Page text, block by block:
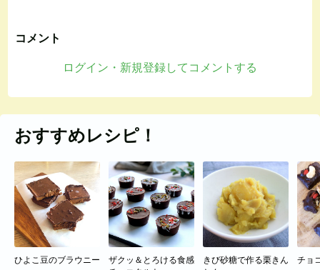
コメント
ログイン・新規登録してコメントする
おすすめレシピ！
ひよこ豆のブラウニー
ザクッ＆とろける食感
きび砂糖で作る栗きん
チョ